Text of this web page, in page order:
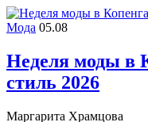
Мода 05.08
Неделя моды в
стиль 2026
Маргарита Храмцова